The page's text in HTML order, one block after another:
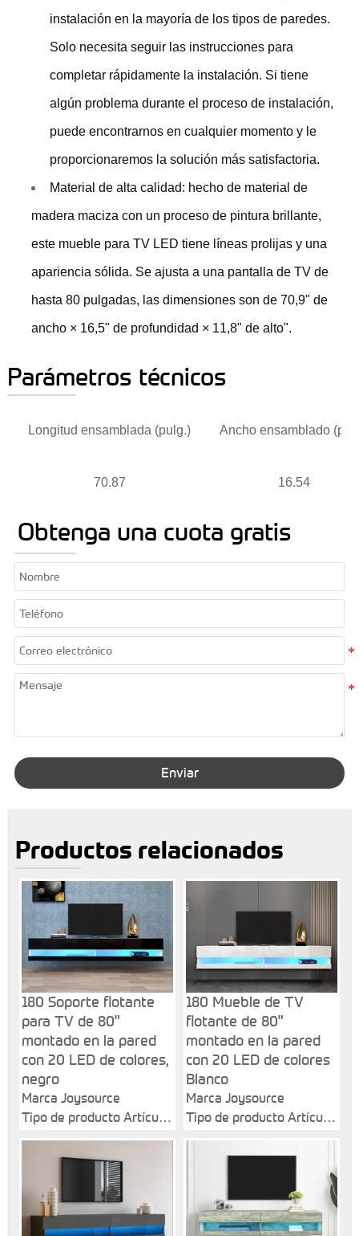
instalación en la mayoría de los tipos de paredes.
Solo necesita seguir las instrucciones para
completar rápidamente la instalación. Si tiene
algún problema durante el proceso de instalación,
puede encontrarnos en cualquier momento y le
proporcionaremos la solución más satisfactoria.
Material de alta calidad: hecho de material de
madera maciza con un proceso de pintura brillante,
este mueble para TV LED tiene líneas prolijas y una
apariencia sólida. Se ajusta a una pantalla de TV de
hasta 80 pulgadas, las dimensiones son de 70,9" de
ancho × 16,5" de profundidad × 11,8" de alto".
Parámetros técnicos
Longitud ensamblada (pulg.) Ancho ensamblado
70.87 16.54
Obtenga una cuota gratis
Enviar
Productos relacionados
180 Soporte flotante
para TV de 80"
montado en la pared
con 20 LED de colores,
negro
Marca Joysource
Tipo de producto Artículo
general
Nombre del producto 180
Soporte flotante para TV
de 80" montado en la
pared con 20 LED de
180 Mueble de TV
flotante de 80"
montado en la pared
con 20 LED de colores
Blanco
Marca Joysource
Tipo de producto Artículo
general
Nombre del producto 180
Soporte de TV flotante de
80" montado en la pared
con 20 LED de colores